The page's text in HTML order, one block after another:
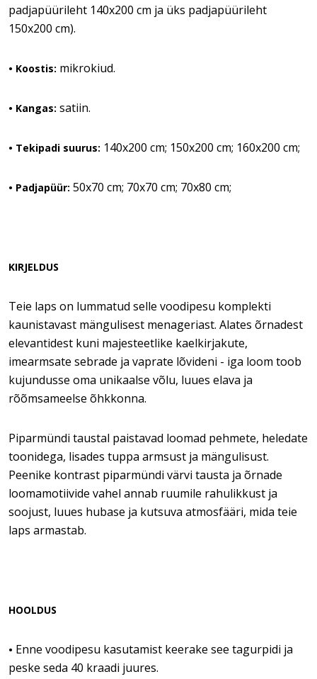
padjapüürileht 140x200 cm ja üks padjapüürileht
150x200 cm).
• Koostis: mikrokiud.
• Kangas: satiin.
• Tekipadi suurus: 140x200 cm; 150x200 cm; 160x200 cm;
• Padjapüür: 50x70 cm; 70x70 cm; 70x80 cm;
KIRJELDUS
Teie laps on lummatud selle voodipesu komplekti
kaunistavast mängulisest menageriast. Alates õrnadest
elevantidest kuni majesteetlike kaelkirjakute,
imearmsate sebrade ja vaprate lõvideni - iga loom toob
kujundusse oma unikaalse võlu, luues elava ja
rõõmsameelse õhkkonna.
Piparmündi taustal paistavad loomad pehmete, heledate
toonidega, lisades tuppa armsust ja mängulisust.
Peenike kontrast piparmündi värvi tausta ja õrnade
loomamotiivide vahel annab ruumile rahulikkust ja
soojust, luues hubase ja kutsuva atmosfääri, mida teie
laps armastab.
HOOLDUS
• Enne voodipesu kasutamist keerake see tagurpidi ja
peske seda 40 kraadi juures.